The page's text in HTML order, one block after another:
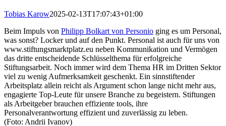
Tobias Karow2025-02-13T17:07:43+01:00
Beim Impuls von Philipp Bolkart von Personio ging es um Personal,
was sonst? Locker und auf den Punkt. Personal ist auch für uns von
www.stiftungsmarktplatz.eu neben Kommunikation und Vermögen
das dritte entscheidende Schlüsselthema für erfolgreiche
Stiftungsarbeit. Noch immer wird dem Thema HR im Dritten Sektor
viel zu wenig Aufmerksamkeit geschenkt. Ein sinnstiftender
Arbeitsplatz allein reicht als Argument schon lange nicht mehr aus,
engagierte Top-Leute für unsere Branche zu begeistern. Stiftungen
als Arbeitgeber brauchen effiziente tools, ihre
Personalverantwortung effizient und zuverlässig zu leben.
(Foto: Andrii Ivanov)